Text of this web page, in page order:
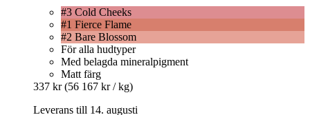
#3 Cold Cheeks
#1 Fierce Flame
#2 Bare Blossom
För alla hudtyper
Med belagda mineralpigment
Matt färg
337 kr (56 167 kr / kg)
Leverans till 14. augusti